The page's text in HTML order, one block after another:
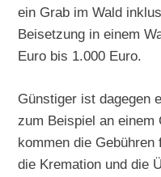
ein Grab im Wald
Beisetzung in einem
Euro bis 1.000 Euro.
Günstiger ist dagegen
zum Beispiel an einem
kommen die
die Kremation und die